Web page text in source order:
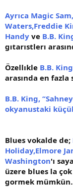
Ayrıca Magic
Waters,Freddie
Handy ve B.B.
gıtarıstlerı
Özellıkle B.B. King
arasında en fazla
B.B. King,
okyanustaki
Blues vokalde de;
Holiday,Elmore
Washington'ı
üzere blues la çok
gormek